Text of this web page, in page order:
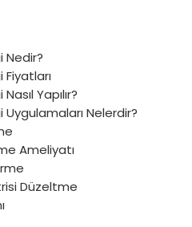
Nedir?
Yapılır?
Nelerdir?
Ameliyatı
Düzeltme